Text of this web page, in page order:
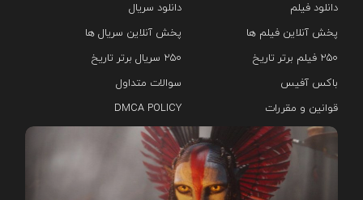
دانلود فیلم
دانلود سریال‌
پخش آنلاین فیلم ها
پخش آنلاین سریال ها
۲۵۰ فیلم برتر تاریخ
۲۵۰ سریال برتر تاریخ
باکس آفیس
سوالات متداول
قوانین و مقررات
DMCA POLICY